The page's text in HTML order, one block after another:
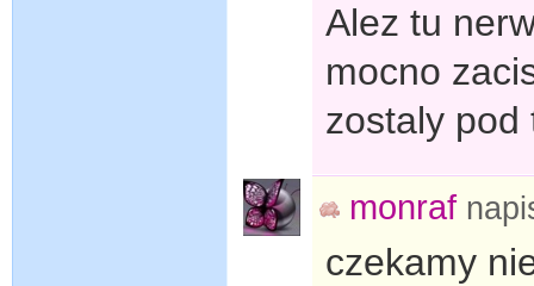
Alez tu
mocno
zostaly pod
monraf
czekamy